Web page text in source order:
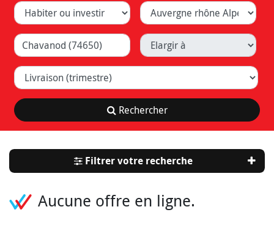
Habiter ou investir Département
Ville (Lyon, Caluire, ...) Elargir à
Livraison (trimestre)
Rechercher
Filtrer votre recherche
Aucune offre en ligne.